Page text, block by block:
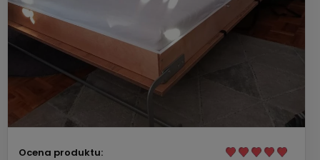
Ocena produktu: